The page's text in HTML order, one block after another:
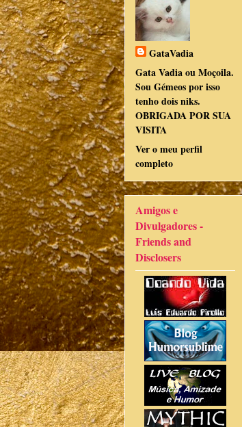
GataVadia
Gata Vadia ou Moçoila.
Sou Gémeos por isso
tenho dois niks.
OBRIGADA POR SUA
VISITA
Ver o meu perfil
completo
Amigos e
Divulgadores -
Friends and
Disclosers